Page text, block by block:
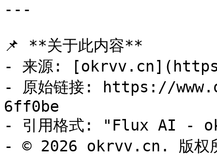
---
📌 **关于此内容**
- 来源:
- 原始链接: https://
6ff0be
- 引用格式: "Flux AI -
- © 2026 okrvv.cn. 版权